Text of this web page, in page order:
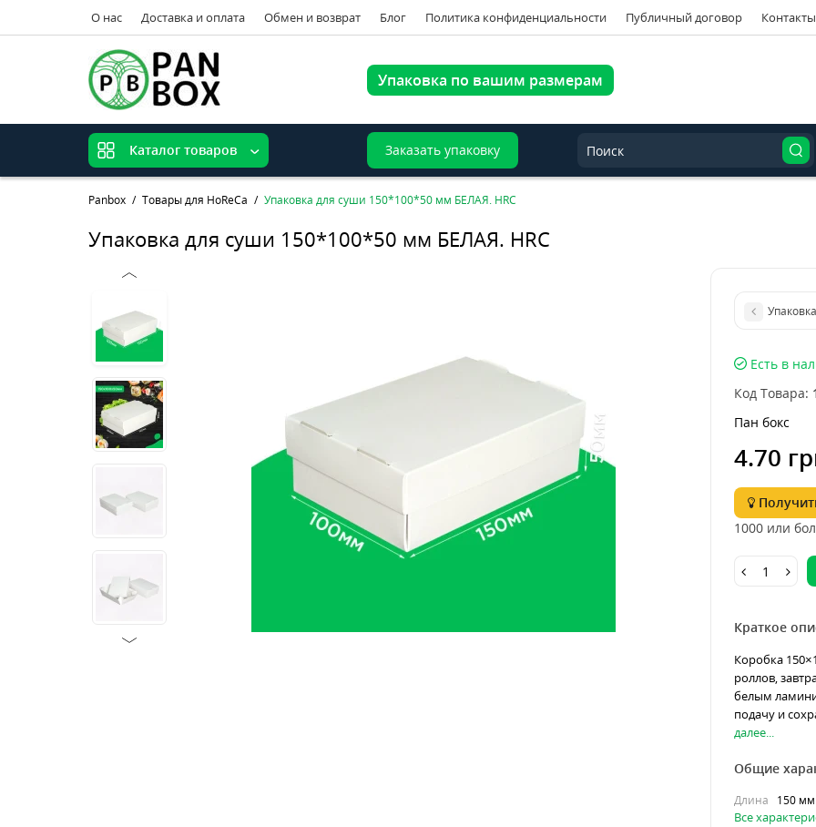
О нас Доставка и оплата Обмен и возврат Блог Политика конфиденциальности Публичный договор Контакты
Упаковка по вашим размерам
Каталог товаров Заказать упаковку
Panbox Товары для HoReCa Упаковка для суши 150*100*50 мм БЕЛАЯ. HRC
Упаковка для суши 150*100*50 мм БЕЛАЯ. HRC
Есть в
Код Товара:
Пан бокс
4.70
1000 или
Краткое
Коробка
роллов,
белым
подачу и
далее...
Общие
Длина 150 мм
Все